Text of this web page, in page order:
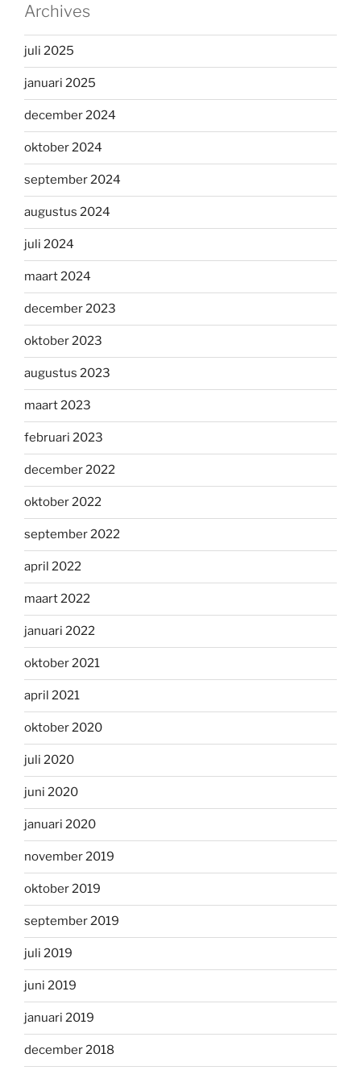
Archives
juli 2025
januari 2025
december 2024
oktober 2024
september 2024
augustus 2024
juli 2024
maart 2024
december 2023
oktober 2023
augustus 2023
maart 2023
februari 2023
december 2022
oktober 2022
september 2022
april 2022
maart 2022
januari 2022
oktober 2021
april 2021
oktober 2020
juli 2020
juni 2020
januari 2020
november 2019
oktober 2019
september 2019
juli 2019
juni 2019
januari 2019
december 2018